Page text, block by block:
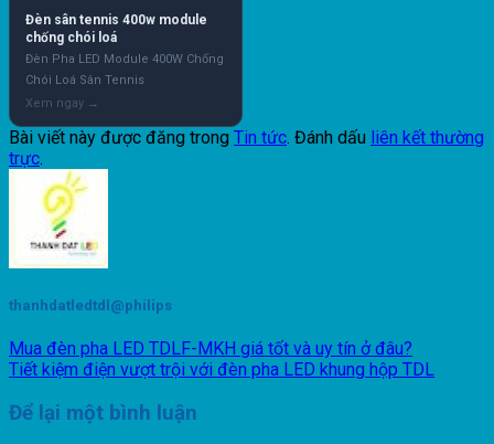
Đèn sân tennis 400w module
chống chói loá
Đèn Pha LED Module 400W Chống
Chói Loá Sân Tennis
Bài viết này được đăng trong Tin tức. Đánh dấu liên kết thường
trực.
thanhdatledtdl@philips
Mua đèn pha LED TDLF-MKH giá tốt và uy tín ở đâu?
Tiết kiệm điện vượt trội với đèn pha LED khung hộp TDL
Để lại một bình luận